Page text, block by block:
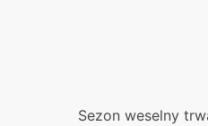
Sezon weselny